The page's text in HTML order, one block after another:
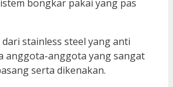
bongkar pakai yang pas
stainless steel yang anti
anggota-anggota yang sangat
serta dikenakan.